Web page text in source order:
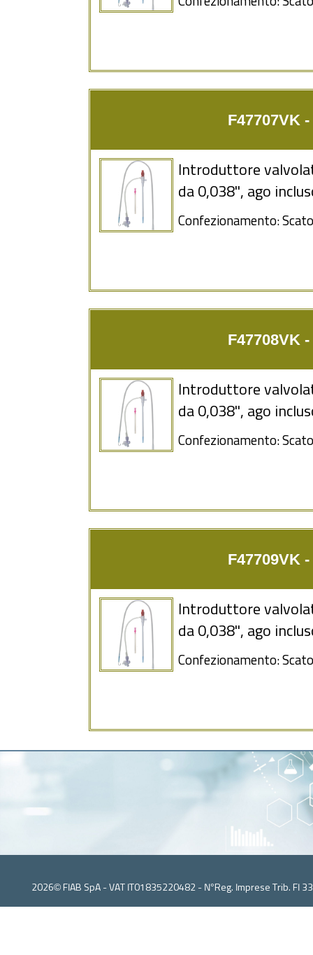
F47707VK
Introduttore
da 0,038'', ago
Confezionamento:
F47708VK
Introduttore
da 0,038'', ago
Confezionamento:
F47709VK
Introduttore
da 0,038'', ago
Confezionamento:
2026© FIAB SpA - VAT IT01835220482 - N°Reg. Imprese Trib. FI